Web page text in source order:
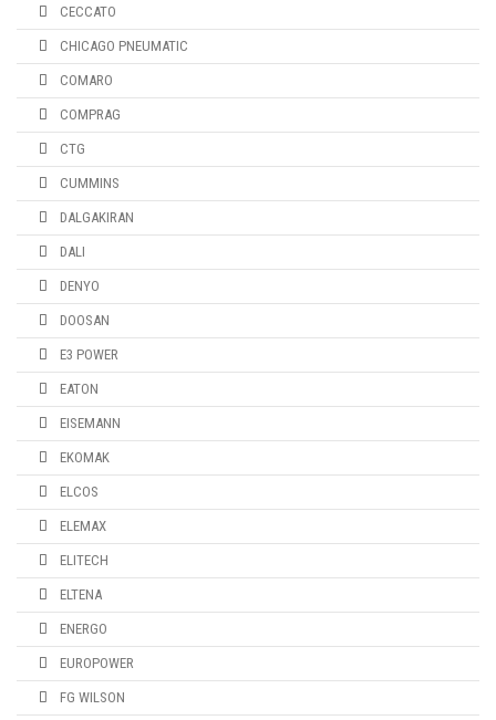
CECCATO
CHICAGO PNEUMATIC
COMARO
COMPRAG
CTG
CUMMINS
DALGAKIRAN
DALI
DENYO
DOOSAN
E3 POWER
EATON
EISEMANN
EKOMAK
ELCOS
ELEMAX
ELITECH
ELTENA
ENERGO
EUROPOWER
FG WILSON